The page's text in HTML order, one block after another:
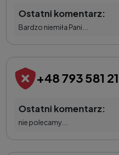
Ostatni komentarz:
Bardzo niemiła Pani...
+48 793 581
Ostatni komentarz:
nie polecamy...